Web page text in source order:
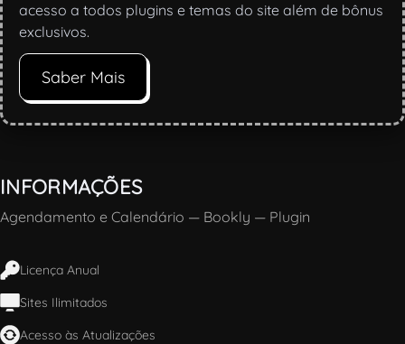
acesso a todos plugins e temas do site além de bônus
exclusivos.
Saber Mais
INFORMAÇÕES
Agendamento e Calendário — Bookly — Plugin
Licença Anual
Sites Ilimitados
Acesso às Atualizações